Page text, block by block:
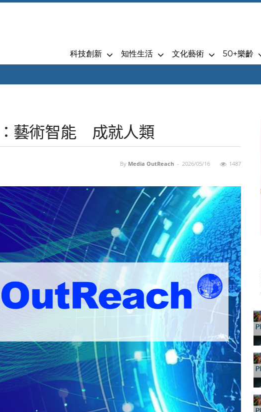
科技創新 知性生活 文化藝術 50+樂齡
藝術智能 成就人類
By Media OutReach - 2026/05/16 1487